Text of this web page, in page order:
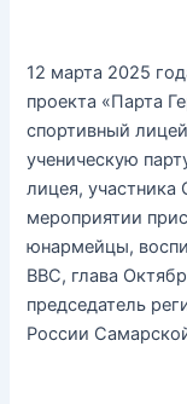
12 марта 2025
проекта «Парта
спортивный
ученическую
лицея,
мероприятии
юнармейцы,
ВВС, глава
председатель
России